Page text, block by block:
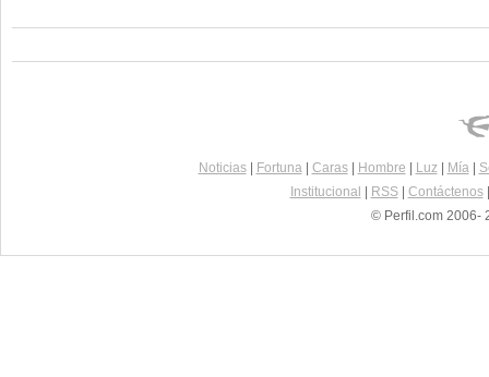
Noticias| Fortuna| Caras| Hombre Luz| Mía|
Institucional
RSS| Contáctenos
© Perfil.com 2006-